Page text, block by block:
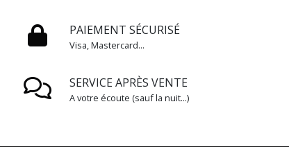
PAIEMENT SÉCURISÉ
Visa, Mastercard...
SERVICE APRÈS VENTE
A votre écoute (sauf la nuit...)